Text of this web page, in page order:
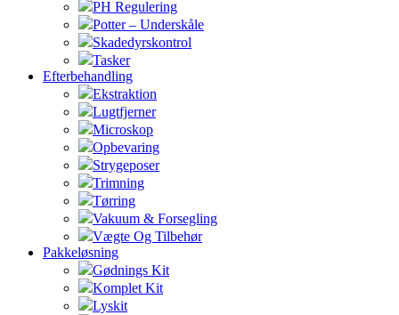
PH Regulering
Potter – Underskåle
Skadedyrskontrol
Tasker
Efterbehandling
Ekstraktion
Lugtfjerner
Microskop
Opbevaring
Strygeposer
Trimning
Tørring
Vakuum & Forsegling
Vægte Og Tilbehør
Pakkeløsning
Gødnings Kit
Komplet Kit
Lyskit